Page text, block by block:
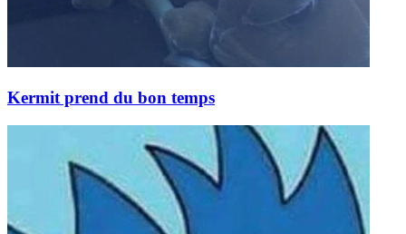
Kermit prend du bon temps